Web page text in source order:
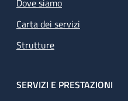
Dove siamo
Carta dei servizi
Strutture
SERVIZI E PRESTAZIONI